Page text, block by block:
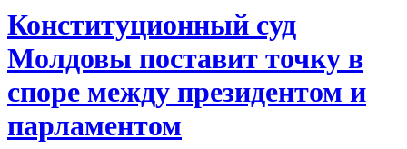
Конституционный суд
Молдовы поставит точку в
споре между президентом и
парламентом